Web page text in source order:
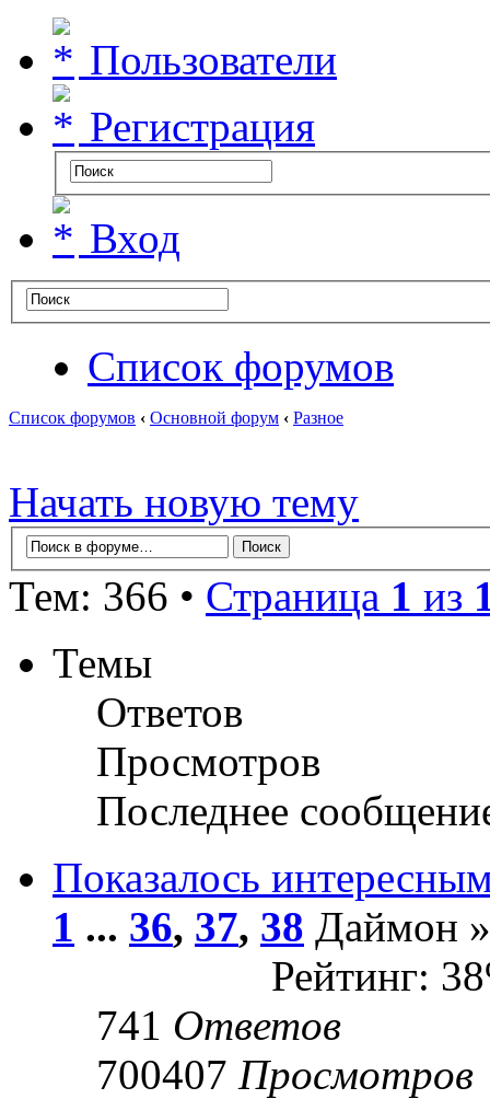
Пользователи
Регистрация
Вход
Список форумов
Список форумов ‹ Основной форум ‹ Разное
Начать новую тему
Тем: 366 • Страница 1 из
Темы
Ответов
Просмотров
Последнее
Показалось
1 ... 36, 37, 38 Даймон
Рейтинг:
741 Ответов
700407 Просмотров